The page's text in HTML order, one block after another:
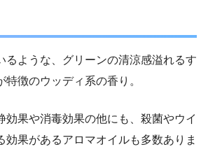
るような、グリーンの清涼感溢れるす
特徴のウッディ系の香り。
効果や消毒効果の他にも、殺菌やウイ
効果があるアロマオイルも多数ありま